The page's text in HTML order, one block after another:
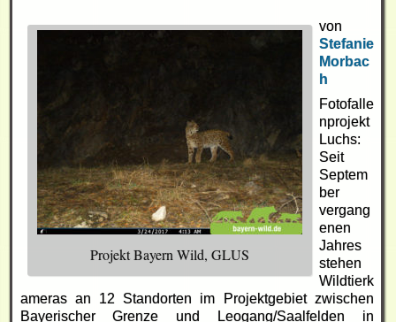
Projekt Bayern Wild, GLUS
von
Stefanie
Morbac
h
Fotofalle
nprojekt
Luchs:
Seit
Septem
ber
vergang
enen
Jahres
stehen
Wildtierk
ameras an 12 Standorten im Projektgebiet zwischen
Bayerischer Grenze und Leogang/Saalfelden in